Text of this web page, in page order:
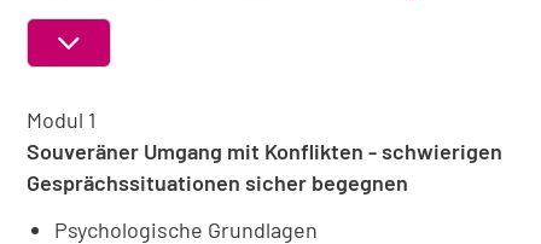
ABSCHNITT
ODER
Modul 1
Souveräner Umgang mit Konflikten - schwierigen
Gesprächssituationen sicher begegnen
Psychologische Grundlagen